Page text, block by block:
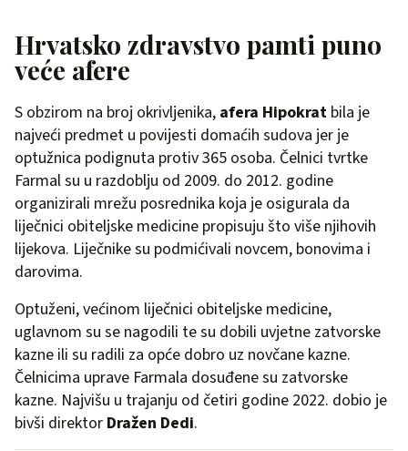
Hrvatsko zdravstvo pamti puno
veće afere
S obzirom na broj okrivljenika, afera Hipokrat bila je
najveći predmet u povijesti domaćih sudova jer je
optužnica podignuta protiv 365 osoba. Čelnici tvrtke
Farmal su u razdoblju od 2009. do 2012. godine
organizirali mrežu posrednika koja je osigurala da
liječnici obiteljske medicine propisuju što više njihovih
lijekova. Liječnike su podmićivali novcem, bonovima i
darovima.
Optuženi, većinom liječnici obiteljske medicine,
uglavnom su se nagodili te su dobili uvjetne zatvorske
kazne ili su radili za opće dobro uz novčane kazne.
Čelnicima uprave Farmala dosuđene su zatvorske
kazne. Najvišu u trajanju od četiri godine 2022. dobio je
bivši direktor Dražen Dedi.